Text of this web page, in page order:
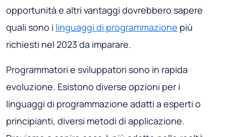
opportunità e altri vantaggi dovrebbero sapere
quali sono i linguaggi di programmazione più
richiesti nel 2023 da imparare.
Programmatori e sviluppatori sono in rapida
evoluzione. Esistono diverse opzioni per i
linguaggi di programmazione adatti a esperti o
principianti, diversi metodi di applicazione.